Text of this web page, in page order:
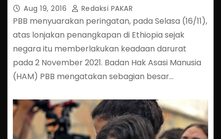
Aug 19, 2016 Redaksi PAKAR
PBB menyuarakan peringatan, pada Selasa (16/11),
atas lonjakan penangkapan di Ethiopia sejak
negara itu memberlakukan keadaan darurat
pada 2 November 2021. Badan Hak Asasi Manusia
(HAM) PBB mengatakan sebagian besar…